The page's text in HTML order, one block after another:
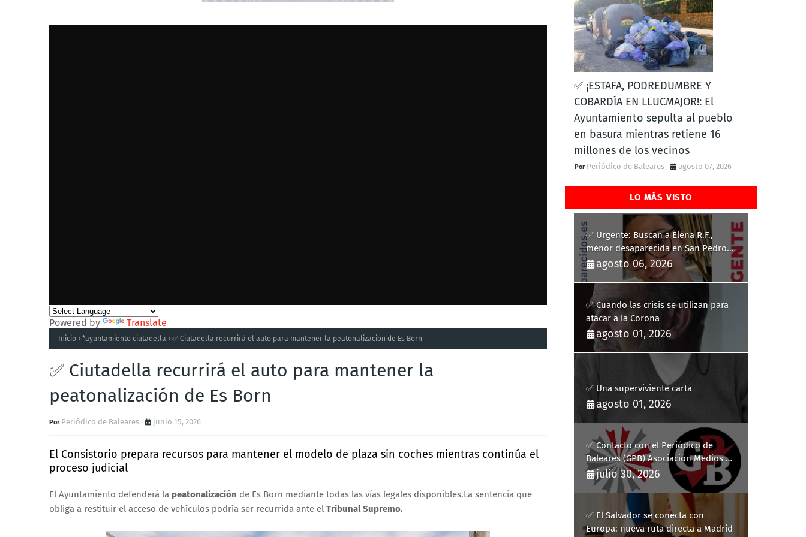
Powered by Translate
Inicio *ayuntamiento ciutadella ✅ Ciutadella recurrirá el auto para mantener la peatonalización de Es Born
✅ Ciutadella recurrirá el auto para mantener la
peatonalización de Es Born
Periódico de Baleares junio 15, 2026
El Consistorio prepara recursos para mantener el modelo de plaza sin coches mientras continúa el
proceso judicial
El Ayuntamiento defenderá la peatonalización de Es Born mediante todas las vías legales disponibles.La sentencia que
obliga a restituir el acceso de vehículos podría ser recurrida ante el Tribunal Supremo.
✅ ¡ESTAFA, PODREDUMBRE Y
COBARDÍA EN LLUCMAJOR!: El
Ayuntamiento sepulta al pueblo
en basura mientras retiene 16
millones de los vecinos
Periódico de Baleares agosto 07, 2026
LO MÁS VISTO
✅ Urgente: Buscan a Elena R.F.,
menor desaparecida en San Pedro
del Pinatar
agosto 06, 2026
✅ Cuando las crisis se utilizan para
atacar a la Corona
agosto 01, 2026
✅ Una superviviente carta
agosto 01, 2026
✅ Contacto con el Periódico de
Baleares (GPB) Asociación Medios de
Comunicación Digitales
julio 30, 2026
✅ El Salvador se conecta con
Europa: nueva ruta directa a Madrid